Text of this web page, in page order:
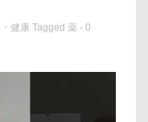
健康 Tagged 薬 - 0